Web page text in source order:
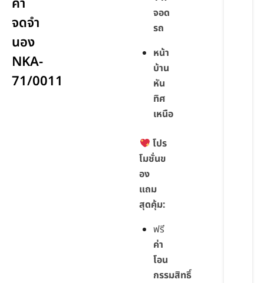
จดจำ
นอง
NKA-
71/0011
จอด
รถ
หน้า
บ้าน
หัน
ทิศ
เหนือ
โปร
โมชั่นข
อง
แถม
สุดคุ้ม:
ฟรี
ค่า
โอน
กรรมสิทธิ์